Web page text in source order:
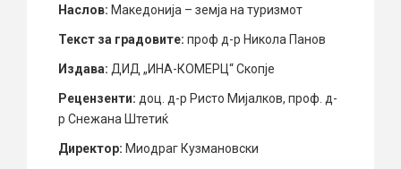
Наслов: Македонија – земја на туризмот
Текст за градовите: проф д-р Никола Панов
Издава: ДИД „ИНА-КОМЕРЦ“ Скопје
Рецензенти: доц. д-р Ристо Мијалков, проф. д-
р Снежана Штетиќ
Директор: Миодраг Кузмановски